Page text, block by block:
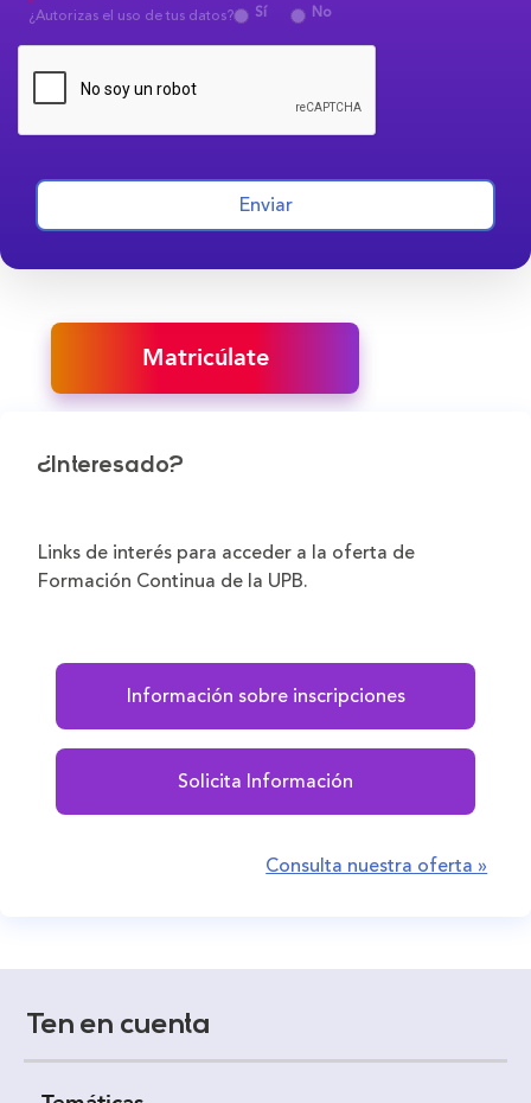
¿Autorizas el uso de tus datos?
Sí No
Enviar
Matricúlate
¿Interesado?
Links de interés para acceder a la oferta de
Formación Continua de la UPB.
Información sobre inscripciones
Solicita Información
Consulta nuestra oferta »
Ten en cuenta